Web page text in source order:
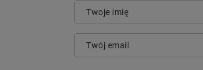
Twoje imię
Twój email